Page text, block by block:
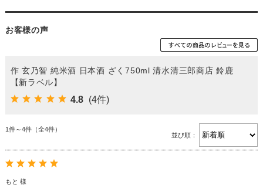
お客様の声
作 玄乃智 純米酒 日本酒 ざく750ml 清水清三郎商店 鈴鹿
【新ラベル】
4.8 (4件)
1件～4件（全4件）
並び順：
もと 様